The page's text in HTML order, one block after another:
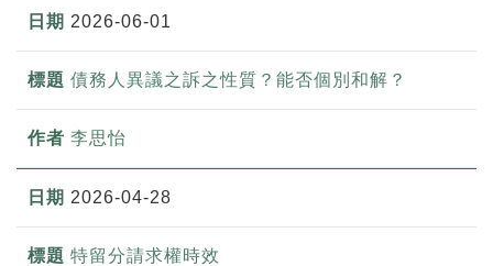
2026-06-01
債務人異議之訴之性質？能否個別和解？
李思怡
2026-04-28
特留分請求權時效